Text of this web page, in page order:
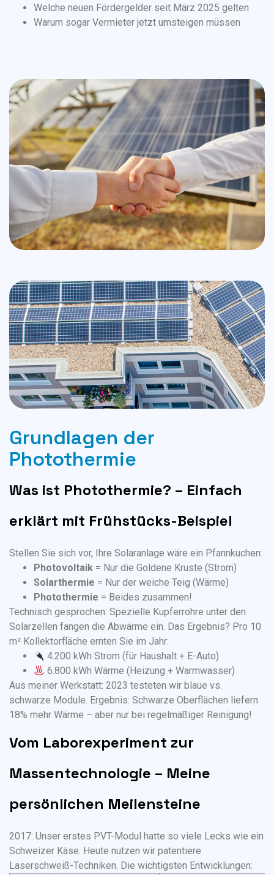
Welche neuen Fördergelder seit März 2025 gelten
Warum sogar Vermieter jetzt umsteigen müssen
Grundlagen der
Photothermie
Was ist Photothermie? – Einfach
erklärt mit Frühstücks-Beispiel
Stellen Sie sich vor, Ihre Solaranlage wäre ein Pfannkuchen:
Photovoltaik = Nur die Goldene Kruste (Strom)
Solarthermie = Nur der weiche Teig (Wärme)
Photothermie = Beides zusammen!
Technisch gesprochen: Spezielle Kupferrohre unter den
Solarzellen fangen die Abwärme ein. Das Ergebnis? Pro 10
m² Kollektorfläche ernten Sie im Jahr:
4.200 kWh Strom (für Haushalt + E-Auto)
6.800 kWh Wärme (Heizung + Warmwasser)
Aus meiner Werkstatt: 2023 testeten wir blaue vs.
schwarze Module. Ergebnis: Schwarze Oberflächen liefern
18% mehr Wärme – aber nur bei regelmäßiger Reinigung!
Vom Laborexperiment zur
Massentechnologie – Meine
persönlichen Meilensteine
2017: Unser erstes PVT-Modul hatte so viele Lecks wie ein
Schweizer Käse. Heute nutzen wir patentiere
Laserschweiß-Techniken. Die wichtigsten Entwicklungen: